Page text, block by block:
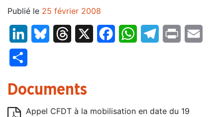
Publié le 25 février 2008
LinkedInBluesky Threads FacebookWhatsAppTelegram
Print
Documents
Appel CFDT à la mobilisation en date du 19